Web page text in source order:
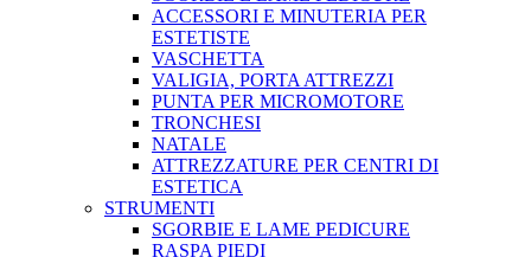
ACCESSORI E MINUTERIA PER
ESTETISTE
VASCHETTA
VALIGIA, PORTA ATTREZZI
PUNTA PER MICROMOTORE
TRONCHESI
NATALE
ATTREZZATURE PER CENTRI DI
ESTETICA
STRUMENTI
SGORBIE E LAME PEDICURE
RASPA PIEDI